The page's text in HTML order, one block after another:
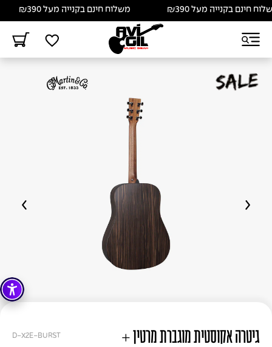
בקנייה מעל ₪390 משלוח חינם בקנייה מעל ₪390
D-X2E-BURST
גיטרה אקוסטית מוגברת מרטין +